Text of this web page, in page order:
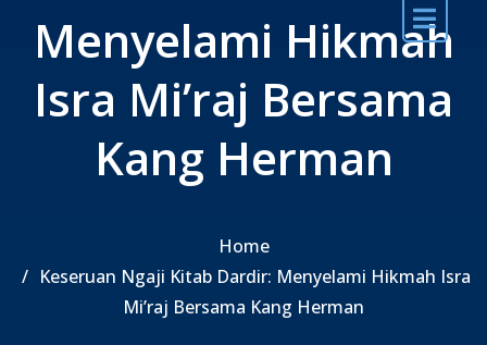
Menyelami Hikmah
Isra Mi’raj Bersama
Kang Herman
Home
Keseruan Ngaji Kitab Dardir: Menyelami Hikmah Isra
Mi’raj Bersama Kang Herman